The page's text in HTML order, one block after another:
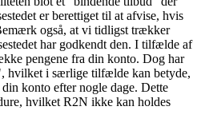
er berettiget til at afvise, hvis
også, at vi tidligst trækker
har godkendt den. I tilfælde af
pengene fra din konto. Dog har
hvilket i særlige tilfælde kan betyde,
konto efter nogle dage. Dette
hvilket R2N ikke kan holdes